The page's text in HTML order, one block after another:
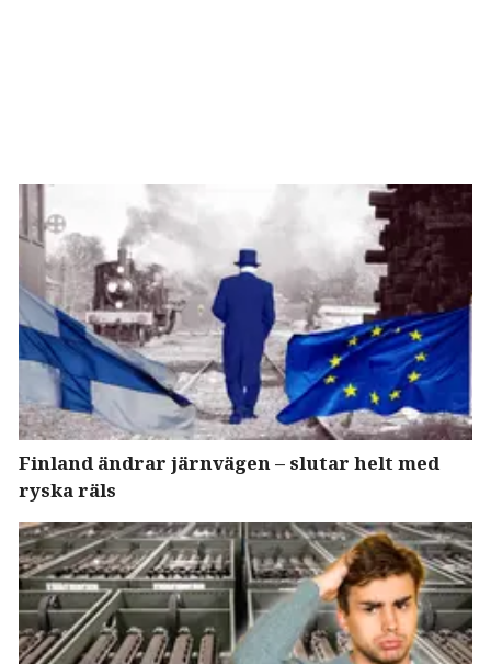
Finland ändrar järnvägen – slutar helt med
ryska räls